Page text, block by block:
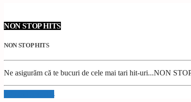
NON STOP HITS
NON STOP HITS
Ne asigurăm că te bucuri de cele mai tari hit-uri...NON
Info and episodes